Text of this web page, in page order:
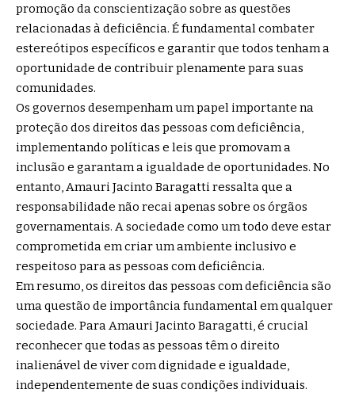
promoção da conscientização sobre as questões
relacionadas à deficiência. É fundamental combater
estereótipos específicos e garantir que todos tenham a
oportunidade de contribuir plenamente para suas
comunidades.
Os governos desempenham um papel importante na
proteção dos direitos das pessoas com deficiência,
implementando políticas e leis que promovam a
inclusão e garantam a igualdade de oportunidades. No
entanto, Amauri Jacinto Baragatti ressalta que a
responsabilidade não recai apenas sobre os órgãos
governamentais. A sociedade como um todo deve estar
comprometida em criar um ambiente inclusivo e
respeitoso para as pessoas com deficiência.
Em resumo, os direitos das pessoas com deficiência são
uma questão de importância fundamental em qualquer
sociedade. Para Amauri Jacinto Baragatti, é crucial
reconhecer que todas as pessoas têm o direito
inalienável de viver com dignidade e igualdade,
independentemente de suas condições individuais.